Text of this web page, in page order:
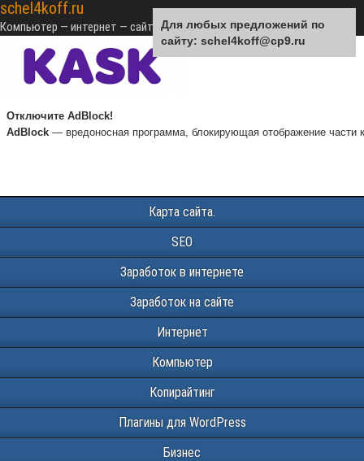
schel4koff.ru
Компьютер — интернет — сайтостроение — SEO — монетизация
Отключите AdBlock!
AdBlock — вредоносная программа, блокирующая отображение части
Карта сайта.
SEO
Заработок в интернете
Заработок на сайте
Интернет
Компьютер
Копирайтинг
Плагины для WordPress
Бизнес
Для любых предложений по
сайту: schel4koff@cp9.ru